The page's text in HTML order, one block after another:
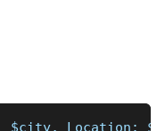
$city, Location: